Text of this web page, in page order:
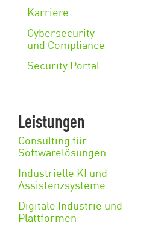
Karriere
Cybersecurity
und Compliance
Security Portal
Leistungen
Consulting für
Softwarelösungen
Industrielle KI und
Assistenzsysteme
Digitale Industrie und
Plattformen